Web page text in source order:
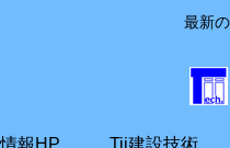
最新
報HP Tii建設技術